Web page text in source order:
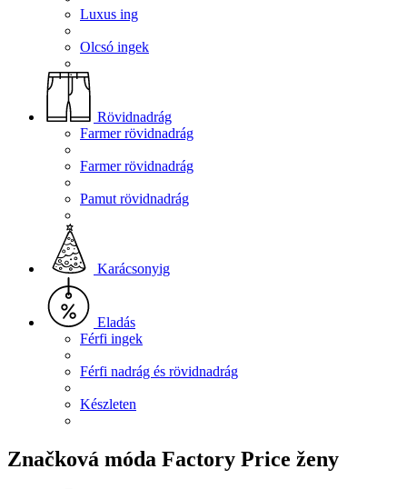
Luxus ing
Olcsó ingek
Rövidnadrág
Farmer rövidnadrág
Farmer rövidnadrág
Pamut rövidnadrág
Karácsonyig
Eladás
Férfi ingek
Férfi nadrág és rövidnadrág
Készleten
Značková móda Factory Price ženy